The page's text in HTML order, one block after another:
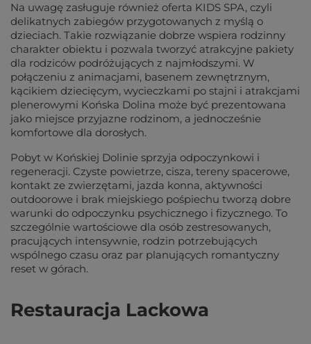
Na uwagę zasługuje również oferta KIDS SPA, czyli
delikatnych zabiegów przygotowanych z myślą o
dzieciach. Takie rozwiązanie dobrze wspiera rodzinny
charakter obiektu i pozwala tworzyć atrakcyjne pakiety
dla rodziców podróżujących z najmłodszymi. W
połączeniu z animacjami, basenem zewnętrznym,
kącikiem dziecięcym, wycieczkami po stajni i atrakcjami
plenerowymi Końska Dolina może być prezentowana
jako miejsce przyjazne rodzinom, a jednocześnie
komfortowe dla dorosłych.
Pobyt w Końskiej Dolinie sprzyja odpoczynkowi i
regeneracji. Czyste powietrze, cisza, tereny spacerowe,
kontakt ze zwierzętami, jazda konna, aktywności
outdoorowe i brak miejskiego pośpiechu tworzą dobre
warunki do odpoczynku psychicznego i fizycznego. To
szczególnie wartościowe dla osób zestresowanych,
pracujących intensywnie, rodzin potrzebujących
wspólnego czasu oraz par planujących romantyczny
reset w górach.
Restauracja Lackowa